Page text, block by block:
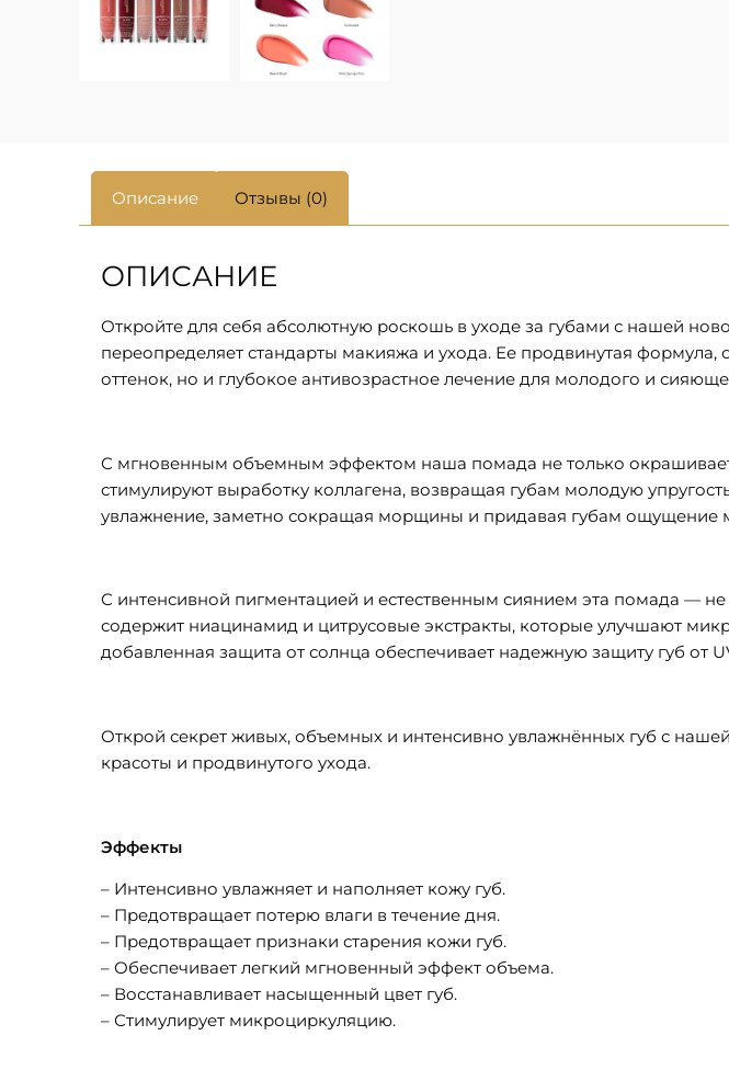
Описание Отзывы (0)
ОПИСАНИЕ
Откройте для себя абсолютную роскошь в уходе за губами с нашей
переопределяет стандарты макияжа и ухода. Ее продвинутая
оттенок, но и глубокое антивозрастное лечение для молодого и
С мгновенным объемным эффектом наша помада не только
стимулируют выработку коллагена, возвращая губам молодую
увлажнение, заметно сокращая морщины и придавая губам ощущение
С интенсивной пигментацией и естественным сиянием эта помада —
содержит ниацинамид и цитрусовые экстракты, которые улучшают
добавленная защита от солнца обеспечивает надежную защиту губ от
Открой секрет живых, объемных и интенсивно увлажнённых губ с
красоты и продвинутого ухода.
Эффекты
– Интенсивно увлажняет и наполняет кожу губ.
– Предотвращает потерю влаги в течение дня.
– Предотвращает признаки старения кожи губ.
– Обеспечивает легкий мгновенный эффект объема.
– Восстанавливает насыщенный цвет губ.
– Стимулирует микроциркуляцию.